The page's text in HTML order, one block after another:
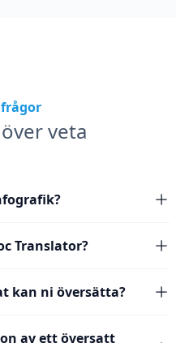
veta
Translator?
kan ni översätta?
av ett översatt